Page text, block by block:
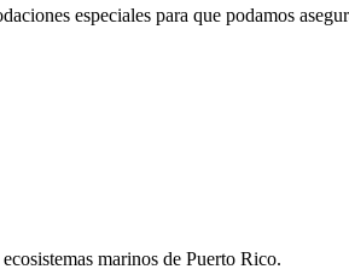
especiales para que podamos
marinos de Puerto Rico.